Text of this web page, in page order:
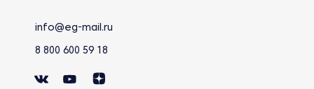
info@eg-mail.ru
8 800 600 59 18